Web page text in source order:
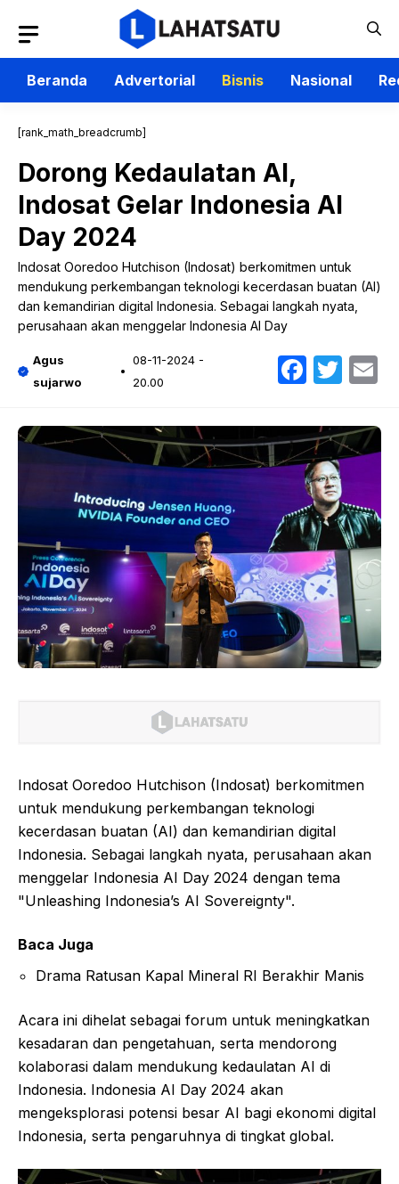
isi
Beranda
Advertorial Bisnis Nasional
[rank_math_breadcrumb]
Dorong Kedaulatan AI,
Indosat Gelar Indonesia AI
Day 2024
Indosat Ooredoo Hutchison (Indosat) berkomitmen untuk
mendukung perkembangan teknologi kecerdasan buatan (AI)
dan kemandirian digital Indonesia. Sebagai langkah nyata,
perusahaan akan menggelar Indonesia AI Day
Agus
sujarwo
08-11-2024 -
20.00
Indosat Ooredoo Hutchison (Indosat) berkomitmen
untuk mendukung perkembangan teknologi
kecerdasan buatan (AI) dan kemandirian digital
Indonesia. Sebagai langkah nyata, perusahaan akan
menggelar Indonesia AI Day 2024 dengan tema
"Unleashing Indonesia’s AI Sovereignty".
Baca Juga
Drama Ratusan Kapal Mineral RI Berakhir Manis
Acara ini dihelat sebagai forum untuk meningkatkan
kesadaran dan pengetahuan, serta mendorong
kolaborasi dalam mendukung kedaulatan AI di
Indonesia. Indonesia AI Day 2024 akan
mengeksplorasi potensi besar AI bagi ekonomi digital
Indonesia, serta pengaruhnya di tingkat global.